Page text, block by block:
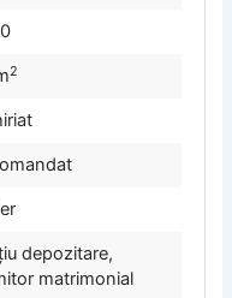
2
depozitare,
matrimonial